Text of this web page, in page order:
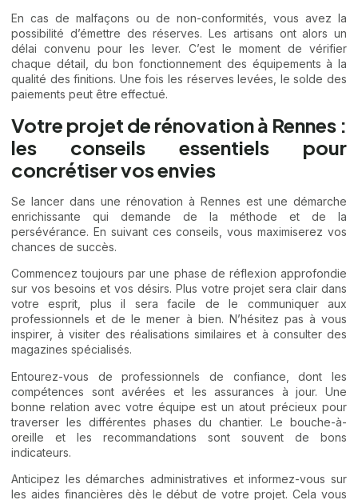
En cas de malfaçons ou de non-conformités, vous avez la
possibilité d’émettre des réserves. Les artisans ont alors un
délai convenu pour les lever. C’est le moment de vérifier
chaque détail, du bon fonctionnement des équipements à la
qualité des finitions. Une fois les réserves levées, le solde des
paiements peut être effectué.
Votre projet de rénovation à Rennes :
les conseils essentiels pour
concrétiser vos envies
Se lancer dans une rénovation à Rennes est une démarche
enrichissante qui demande de la méthode et de la
persévérance. En suivant ces conseils, vous maximiserez vos
chances de succès.
Commencez toujours par une phase de réflexion approfondie
sur vos besoins et vos désirs. Plus votre projet sera clair dans
votre esprit, plus il sera facile de le communiquer aux
professionnels et de le mener à bien. N’hésitez pas à vous
inspirer, à visiter des réalisations similaires et à consulter des
magazines spécialisés.
Entourez-vous de professionnels de confiance, dont les
compétences sont avérées et les assurances à jour. Une
bonne relation avec votre équipe est un atout précieux pour
traverser les différentes phases du chantier. Le bouche-à-
oreille et les recommandations sont souvent de bons
indicateurs.
Anticipez les démarches administratives et informez-vous sur
les aides financières dès le début de votre projet. Cela vous